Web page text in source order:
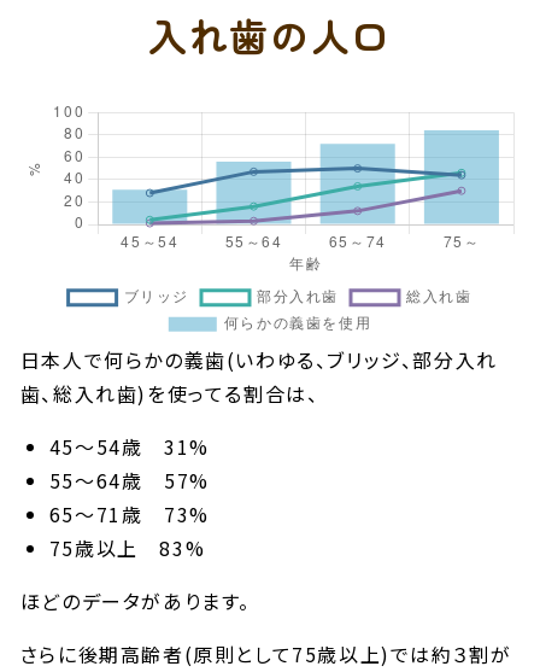
入れ歯の人口
日本人で何らかの義歯(いわゆる、ブリッジ、部分入れ
歯、総入れ歯)を使ってる割合は、
45～54歳 31%
55～64歳 57%
65～71歳 73%
75歳以上 83%
ほどのデータがあります。
さらに後期高齢者(原則として75歳以上)では約３割が